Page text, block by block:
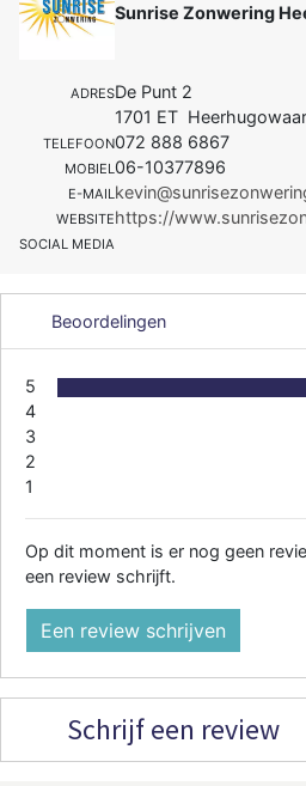
Sunrise Zonwering
ADRESDe Punt 2
1701 ET
TELEFOON072 888 6867
MOBIEL06-10377896
E-MAIL
WEBSITEhttps://
SOCIAL MEDIA
Beoordelingen
5
4
3
2
1
Op dit moment is er nog geen
een review schrijft.
Een review schrijven
Schrijf een review